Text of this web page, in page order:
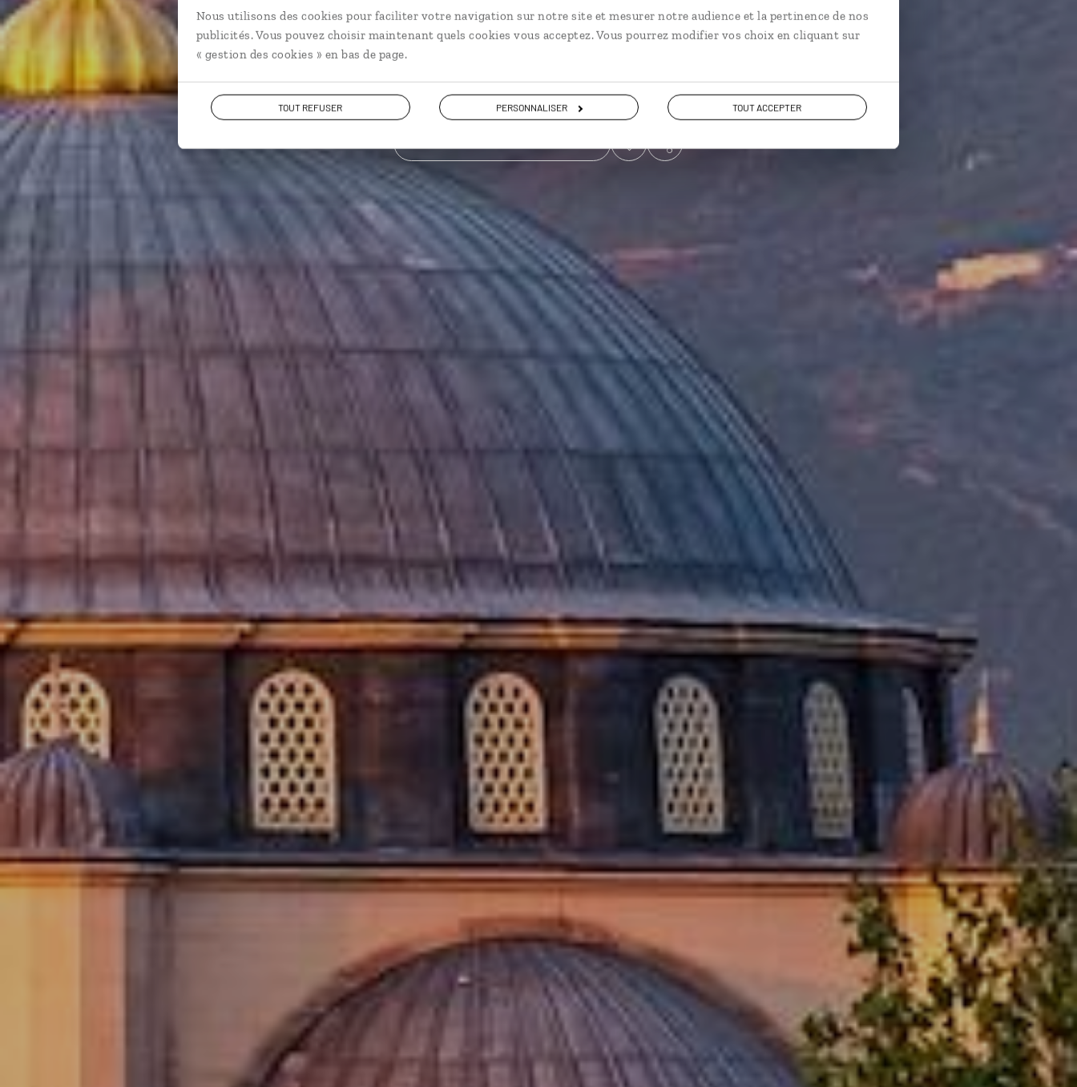
Nous utilisons des cookies pour faciliter votre navigation sur notre site et mesurer notre audience et la pertinence de nos
publicités. Vous pouvez choisir maintenant quels cookies vous acceptez. Vous pourrez modifier vos choix en cliquant sur
« gestion des cookies » en bas de page.
TOUT REFUSER PERSONNALISER TOUT ACCEPTER
Voyager à l’essentiel
Voir les 11 avis sur les voyages en Albanie